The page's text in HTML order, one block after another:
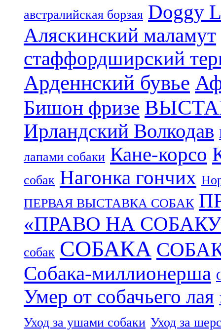
aвстралийская борзая Doggy
Аляскинский маламут
стаффордширский
Арденнский бувье
Бишон фризе
Ирландский Волкодав
лапами собаки Кане-корсо
собак Нагонка гончих
ПЕРВАЯ ВЫСТАВКА СОБАК
«ПРАВО НА
собак СОБАКА
Собака-миллионерша
Умер от собачьего лая
Уход за ушами собаки Уход за